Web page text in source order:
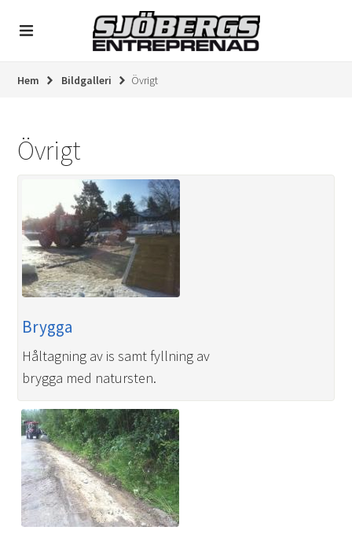
Hem Bildgalleri Övrigt
Övrigt
Brygga
Håltagning av is samt fyllning av
brygga med natursten.